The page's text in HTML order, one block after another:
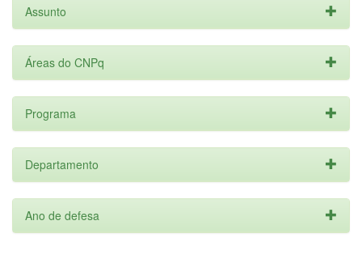
Assunto
Áreas do CNPq
Programa
Departamento
Ano de defesa